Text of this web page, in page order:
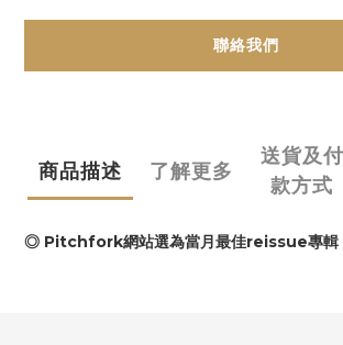
聯絡我們
商品描述 了解更多
送貨及付
款方式
◎ Pitchfork網站選為當月最佳reissue專輯